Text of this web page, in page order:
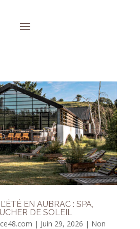
EN AUBRAC : SPA,
DE SOLEIL
| Juin 29, 2026 | Non